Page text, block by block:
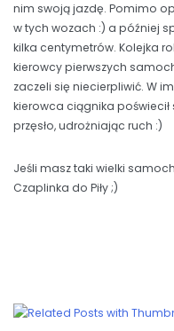
nim swoją jazdę. Pomimo
w tych wozach :) a później
kilka centymetrów. Kolejka
kierowcy pierwszych
zaczeli się niecierpliwić. W
kierowca ciągnika
przęsło, udrożniając ruch :)
Jeśli masz taki wielki
Czaplinka do Piły ;)